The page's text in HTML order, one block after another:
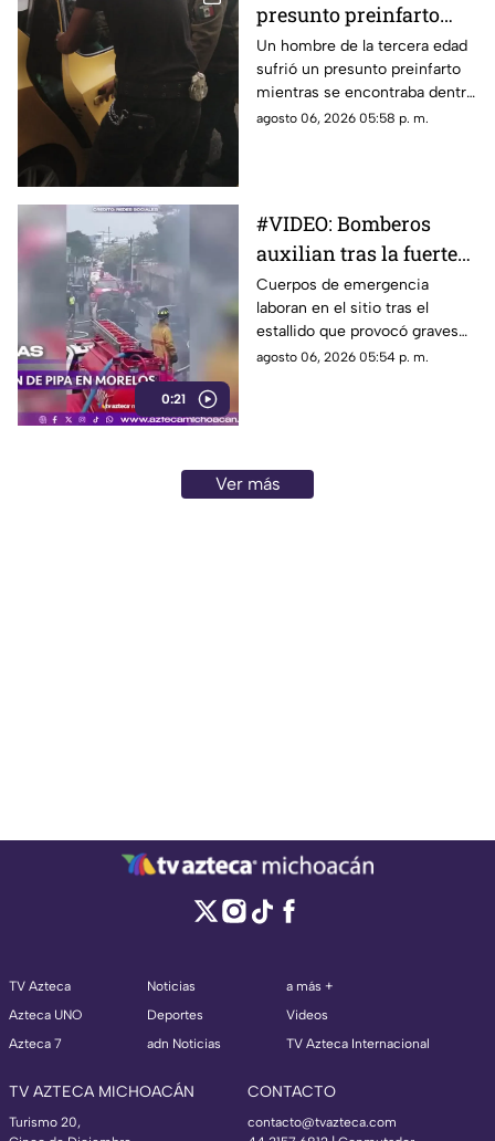
presunto preinfarto
dentro de negocio de
pollos en Morelia
Un hombre de la tercera edad
sufrió un presunto preinfarto
mientras se encontraba dentro
de un negocio de venta de
agosto 06, 2026 05:58 p. m.
0:21
#VIDEO: Bomberos
auxilian tras la fuerte
explosión de pipa de
gas
Cuerpos de emergencia
laboran en el sitio tras el
estallido que provocó graves
quemaduras a las víctimas en
agosto 06, 2026 05:54 p. m.
Ver más
TV Azteca
Azteca UNO
Azteca 7
Noticias
Deportes
adn Noticias
a más +
Videos
TV Azteca Internacional
TV AZTECA MICHOACÁN
Turismo 20,
CONTACTO
contacto@tvazteca.com